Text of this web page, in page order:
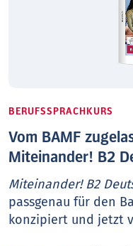
BERUFSSPRACHKURS
Vom BAMF
Miteinander! B2
Miteinander! B2
passgenau für den
konzipiert und jetzt